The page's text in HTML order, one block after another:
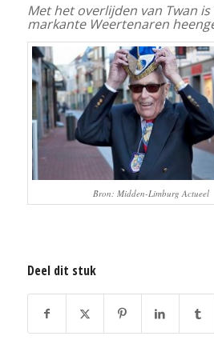
Met het overlijden van Twan
markante Weertenaren
Bron: Midden-Limburg Actueel
Deel dit stuk